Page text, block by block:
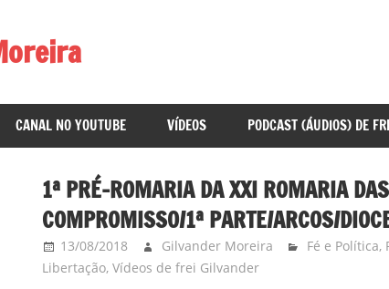
CANAL NO YOUTUBE VÍDEOS PODCAST (ÁUDIOS) DE
1ª PRÉ-ROMARIA DA XXI ROMARIA
COMPROMISSO/1ª PARTE/ARCOS/
13/08/2018 Gilvander Moreira Fé e Política,
Libertação,Vídeos de frei Gilvander